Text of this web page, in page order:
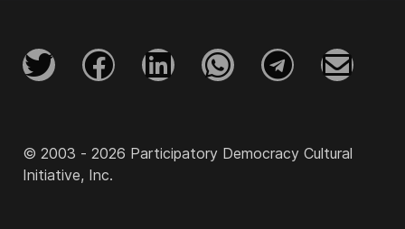
© 2003 - 2026 Participatory Democracy Cultural
Initiative, Inc.